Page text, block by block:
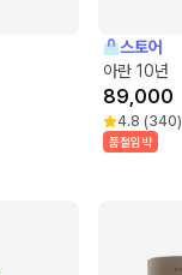
스토어
아란 10년
89,000
4.8 (340)
품절임박